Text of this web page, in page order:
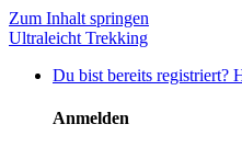
Zum Inhalt springen
Ultraleicht Trekking
Du bist bereits registriert?
Anmelden